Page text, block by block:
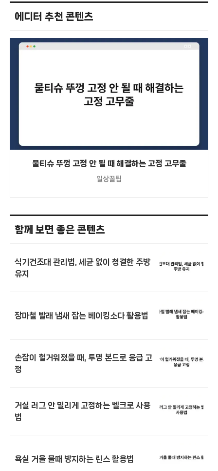
에디터 추천 콘텐츠
물티슈 뚜껑 고정 안 될 때 해결하는 고정 고무줄
일상꿀팁
함께 보면 좋은 콘텐츠
식기건조대 관리법, 세균 없이 청결한 주방
유지
장마철 빨래 냄새 잡는 베이킹소다 활용법
손잡이 헐거워졌을 때, 투명 본드로 응급 고
정
거실 러그 안 밀리게 고정하는 벨크로 사용
법
욕실 거울 물때 방지하는 린스 활용법